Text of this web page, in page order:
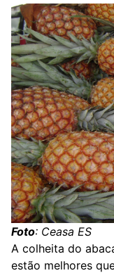
Foto: Ceasa ES
A colheita do
estão melhores